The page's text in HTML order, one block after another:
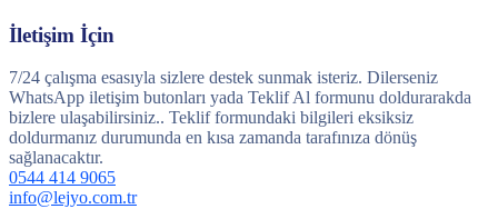
İletişim İçin
7/24 çalışma esasıyla sizlere destek sunmak isteriz. Dilerseniz
WhatsApp iletişim butonları yada Teklif Al formunu doldurarakda
bizlere ulaşabilirsiniz.. Teklif formundaki bilgileri eksiksiz
doldurmanız durumunda en kısa zamanda tarafınıza dönüş
sağlanacaktır.
0544 414 9065
info@lejyo.com.tr